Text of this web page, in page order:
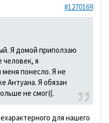
#1270169
Я домой приползаю
человек, я
меня понесло. Я не
Антуана. Я обязан
не смог((.
для нашего